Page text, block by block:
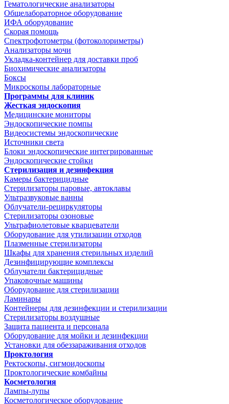
Гематологические анализаторы
Общелабораторное оборудование
ИФА оборудование
Скорая помощь
Спектрофотометры (фотоколориметры)
Анализаторы мочи
Укладка-контейнер для доставки проб
Биохимические анализаторы
Боксы
Микроскопы лабораторные
Программы для клиник
Жесткая эндоскопия
Медицинские мониторы
Эндоскопические помпы
Видеосистемы эндоскопические
Источники света
Блоки эндоскопические интегрированные
Эндоскопические стойки
Стерилизация и дезинфекция
Камеры бактерицидные
Стерилизаторы паровые, автоклавы
Ультразвуковые ванны
Облучатели-рециркуляторы
Стерилизаторы озоновые
Ультрафиолетовые кварцеватели
Оборудование для утилизации отходов
Плазменные стерилизаторы
Шкафы для хранения стерильных изделий
Дезинфицирующие комплексы
Облучатели бактерицидные
Упаковочные машины
Оборудование для стерилизации
Ламинары
Контейнеры для дезинфекции и стерилизации
Стерилизаторы воздушные
Защита пациента и персонала
Оборудование для мойки и дезинфекции
Установки для обеззараживания отходов
Проктология
Ректоскопы, сигмоидоскопы
Проктологические комбайны
Косметология
Лампы-лупы
Косметологическое оборудование